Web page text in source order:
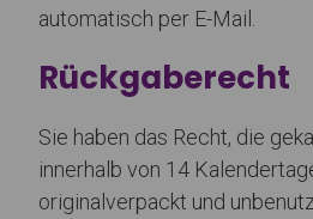
automatisch per E-Mail.
Rückgaberecht
Sie haben das Recht, die
innerhalb von 14
originalverpackt und